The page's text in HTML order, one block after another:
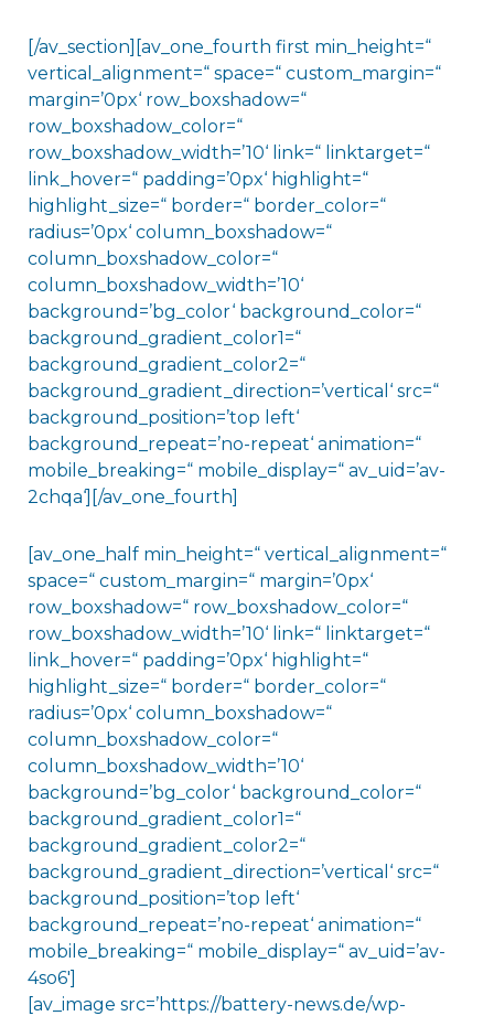
[/av_section][av_one_fourth first min_height=“
vertical_alignment=“ space=“ custom_margin=“
margin=’0px‘ row_boxshadow=“
row_boxshadow_color=“
row_boxshadow_width=’10‘ link=“ linktarget=“
link_hover=“ padding=’0px‘ highlight=“
highlight_size=“ border=“ border_color=“
radius=’0px‘ column_boxshadow=“
column_boxshadow_color=“
column_boxshadow_width=’10‘
background=’bg_color‘ background_color=“
background_gradient_color1=“
background_gradient_color2=“
background_gradient_direction=’vertical‘ src=“
background_position=’top left‘
background_repeat=’no-repeat‘ animation=“
mobile_breaking=“ mobile_display=“ av_uid=’av-
2chqa‘][/av_one_fourth]
[av_one_half min_height=“ vertical_alignment=“
space=“ custom_margin=“ margin=’0px‘
row_boxshadow=“ row_boxshadow_color=“
row_boxshadow_width=’10‘ link=“ linktarget=“
link_hover=“ padding=’0px‘ highlight=“
highlight_size=“ border=“ border_color=“
radius=’0px‘ column_boxshadow=“
column_boxshadow_color=“
column_boxshadow_width=’10‘
background=’bg_color‘ background_color=“
background_gradient_color1=“
background_gradient_color2=“
background_gradient_direction=’vertical‘ src=“
background_position=’top left‘
background_repeat=’no-repeat‘ animation=“
mobile_breaking=“ mobile_display=“ av_uid=’av-
4so6′]
[av_image src=’https://battery-news.de/wp-